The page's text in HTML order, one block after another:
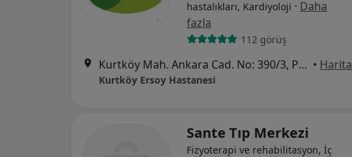
hastalıkları, Kardiyoloji · Daha
fazla
112 görüş
Kurtköy Mah. Ankara Cad. No: 390/3, Pendik • Harita
Kurtköy Ersoy Hastanesi
Sante Tıp Merkezi
Fizyoterapi ve rehabilitasyon, İç